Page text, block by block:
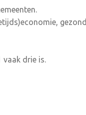
gezond
vaak drie is.